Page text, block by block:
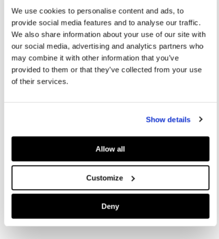
We use cookies to personalise content and ads, to
provide social media features and to analyse our traffic.
We also share information about your use of our site with
our social media, advertising and analytics partners who
may combine it with other information that you’ve
provided to them or that they’ve collected from your use
of their services.
Show details
Allow all
Customize
Deny
GRÖßE AUSWÄHLEN:
8 10 12 14 16
Größentabelle
Werktagen
Rückgabe